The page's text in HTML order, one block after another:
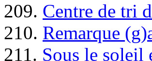
209. Centre de tri
210. Remarque
211. Sous le soleil